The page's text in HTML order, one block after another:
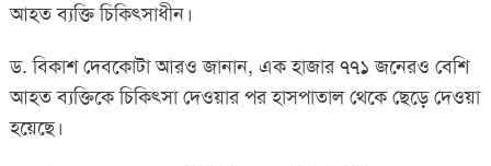
আহত ব্যক্তি চিকিৎসাধীন।
ড. বিকাশ দেবকোটা আরও জানান, এক হাজার ৭৭১ জনেরও বেশি
আহত ব্যক্তিকে চিকিৎসা দেওয়ার পর হাসপাতাল থেকে ছেড়ে দেওয়া
হয়েছে।